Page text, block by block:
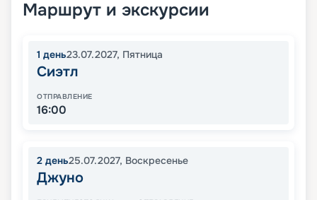
Маршрут и экскурсии
1 день23.07.2027, Пятница
Сиэтл
ОТПРАВЛЕНИЕ
16:00
2 день25.07.2027, Воскресенье
Джуно